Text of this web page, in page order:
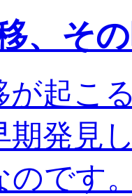
、そ
が起こ
期発見
のです